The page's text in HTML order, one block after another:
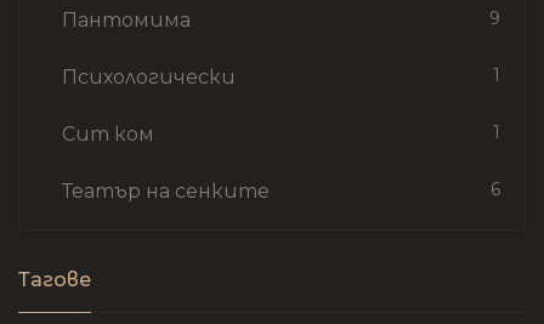
Пантомима 9
Психологически 1
Сит ком 1
Театър на сенките 6
Тагове